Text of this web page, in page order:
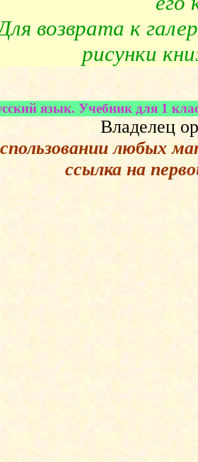
возврата к
рисунки
язык. Учебник для 1
Владелец
любых
ссылка на